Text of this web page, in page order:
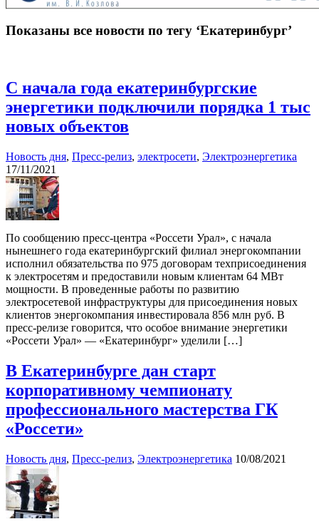
Показаны все новости по тегу ‘Екатеринбург’
С начала года екатеринбургские
энергетики подключили порядка 1 тыс
новых объектов
Новость дня, Пресс-релиз, электросети, Электроэнергетика
17/11/2021
По сообщению пресс-центра «Россети Урал», с начала
нынешнего года екатеринбургский филиал энергокомпании
исполнил обязательства по 975 договорам техприсоединения
к электросетям и предоставили новым клиентам 64 МВт
мощности. В проведенные работы по развитию
электросетевой инфраструктуры для присоединения новых
клиентов энергокомпания инвестировала 856 млн руб. В
пресс-релизе говорится, что особое внимание энергетики
«Россети Урал» — «Екатеринбург» уделили […]
В Екатеринбурге дан старт
корпоративному чемпионату
профессионального мастерства ГК
«Россети»
Новость дня, Пресс-релиз, Электроэнергетика 10/08/2021